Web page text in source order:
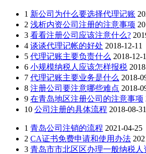
1 新公司为什么要选择代理记账
2 浅析内资公司注册的注意事项
3 看看注册公司应该注意什么?
4 谈谈代理记帐的好处 2018-12-11
5 代理记账主要负责什么 2018-12-
6 小规模纳税人应该怎样报税
7 代理记账主要业务是什么 2018-
8 注册公司要注意哪些难点 2018-
9 在青岛地区注册公司的注意事项
10 公司注册的具体流程 2018-08-31
1 青岛公司注销的流程 2021-04-25
2 CA证书免费申请和使用办法
3 青岛市市北区区办理一般纳税